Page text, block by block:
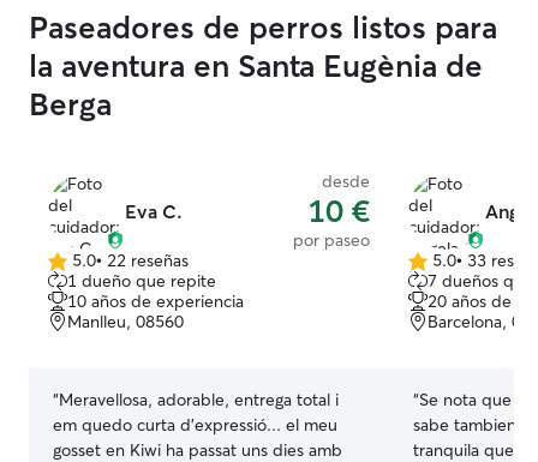
Paseadores de perros listos para
la aventura en Santa Eugènia de
Berga
Eva C.
desde
10 €
por paseo
5.0
de
5
estrellas
5.0• 22 reseñas
1 dueño que repite
10 años de experiencia
Manlleu, 08560
“Meravellosa, adorable, entrega total i
em quedo curta d'expressió... el meu
gosset en Kiwi ha passat uns dies amb
5.0
de
5
estrellas
5.0• 33
7 dueños
20 años de
Barcelona,
“Se nota que
sabe tambien
tranquila que